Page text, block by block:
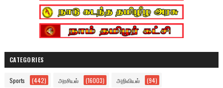
CATEGORIES
Sports (442) அரசியல் (16003) அறிவியல் (94)